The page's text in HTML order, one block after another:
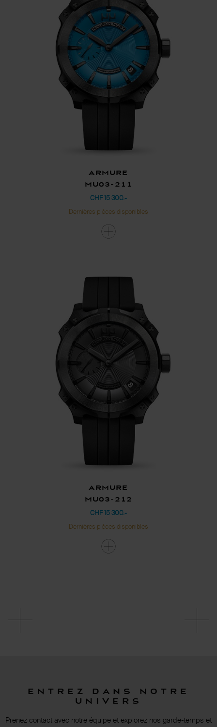
Armure
MU03-211
CHF 15 300.-
Dernières pièces disponibles
Armure
MU03-212
CHF 15 300.-
Dernières pièces disponibles
Entrez dans notre
univers
Prenez contact avec notre équipe et explorez nos garde-temps et